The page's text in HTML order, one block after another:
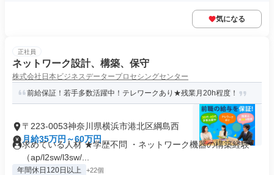
気になる
正社員
ネットワーク設計、構築、保守
株式会社日本ビジネスデータープロセシングセンター
前給保証！若手多数活躍中！テレワークあり★残業月20h程度！
〒223-0053神奈川県横浜市港北区綱島西
月給35万円～60万円
求めている人材 ★学歴不問 ・ネットワーク機器の構築経験
（ap/l2sw/l3sw/...
年間休日120日以上 +22個